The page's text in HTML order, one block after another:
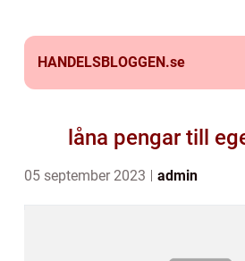
HANDELSBLOGGEN.se
låna pengar till
05 september 2023 admin